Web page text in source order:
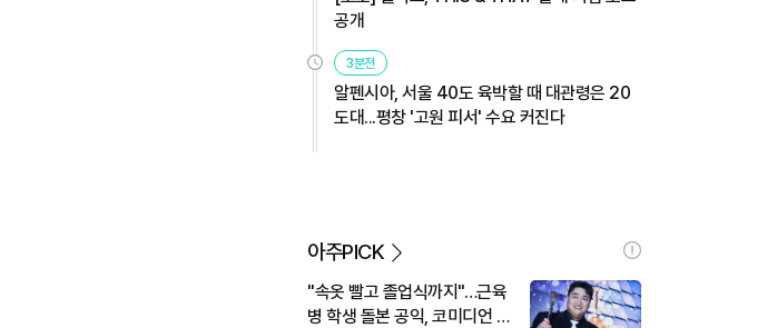
공개
3분전
알펜시아, 서울 40도 육박할 때 대관령은 20
도대...평창 '고원 피서' 수요 커진다
아주PICK
"속옷 빨고 졸업식까지"…근육
병 학생 돌본 공익, 코미디언 김